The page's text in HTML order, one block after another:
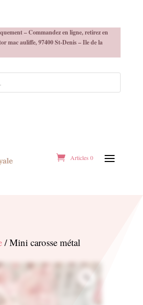
– Commandez en ligne, retirez en
mac auliffe, 97400 St-Denis – Ile de la
Articles 0
/ Mini carosse métal